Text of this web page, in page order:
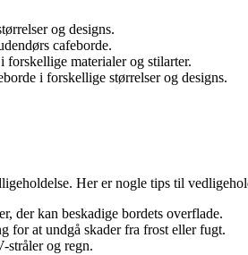
og designs.
cafeborde.
materialer og stilarter.
i forskellige størrelser og designs.
Her er nogle tips til
der kan beskadige bordets overflade.
for at undgå skader fra frost eller fugt.
stråler og regn.